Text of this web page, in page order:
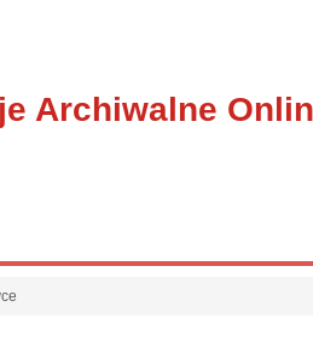
Archiwalne